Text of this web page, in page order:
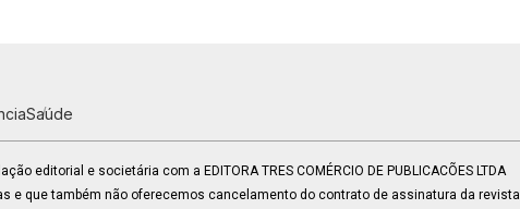
Saúde
editorial e societária com a EDITORA TRES COMÉRCIO DE PUBLICACÕES LTDA
e que também não oferecemos cancelamento do contrato de assinatura da revista